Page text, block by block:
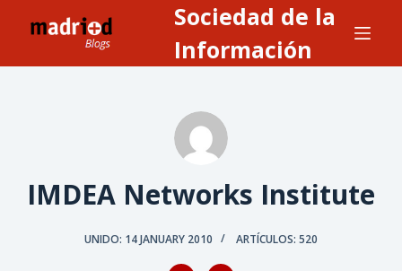
l
Sociedad de la
Información
IMDEA Networks Institute
UNIDO: 14 JANUARY 2010 ARTÍCULOS: 520